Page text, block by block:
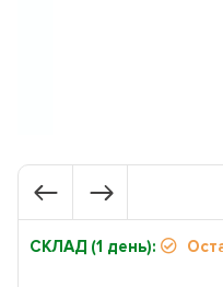
СКЛАД (1 день):